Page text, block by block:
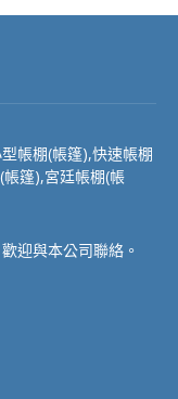
帳棚(帳篷),快速帳棚
篷),宮廷帳棚(帳
迎與本公司聯絡。